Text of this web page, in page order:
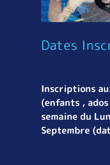
Dates
Inscriptions
(enfants ,
semaine du
Septembre